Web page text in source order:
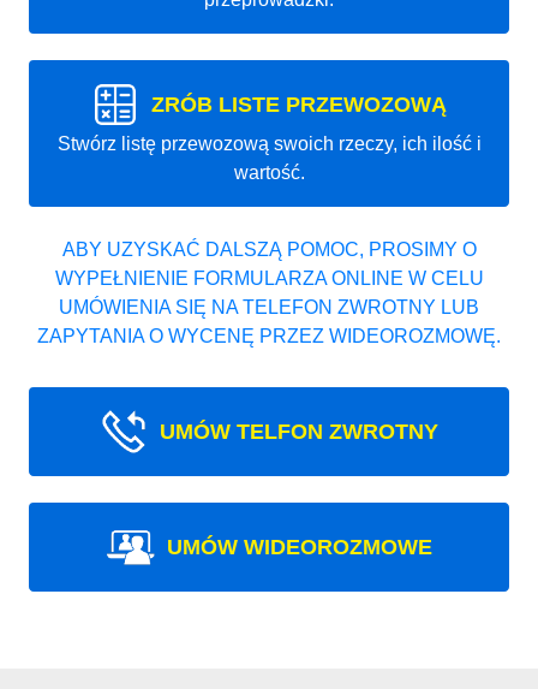
ZRÓB LISTE PRZEWOZOWĄ
Stwórz listę przewozową swoich rzeczy, ich ilość i
wartość.
ABY UZYSKAĆ DALSZĄ POMOC, PROSIMY O
WYPEŁNIENIE FORMULARZA ONLINE W CELU
UMÓWIENIA SIĘ NA TELEFON ZWROTNY LUB
ZAPYTANIA O WYCENĘ PRZEZ WIDEOROZMOWĘ.
UMÓW TELFON ZWROTNY
UMÓW WIDEOROZMOWE